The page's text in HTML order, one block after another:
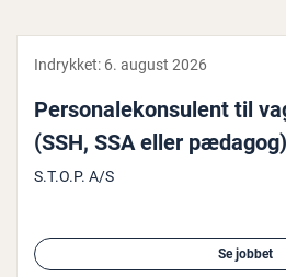
Indrykket: 6. august 2026
Per­so­na­le­kon­su­lent til
(SSH, SSA eller pædagog)
S.T.O.P. A/S
Se jobbet